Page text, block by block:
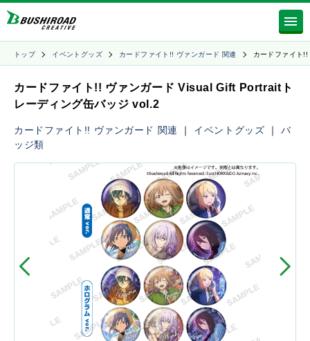
トップ イベントグッズ カードファイト!! ヴァンガード 関連 カードファイト
カードファイト!! ヴァンガード Visual Gift Portraitト
レーディング缶バッジ vol.2
カードファイト!! ヴァンガード 関連 ｜ イベントグッズ ｜ バ
ッジ類